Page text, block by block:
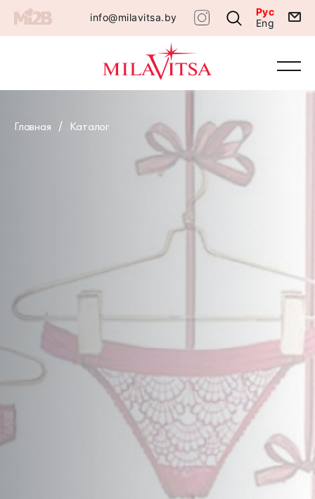
info@milavitsa.by
Рус
Eng
Главная Каталог